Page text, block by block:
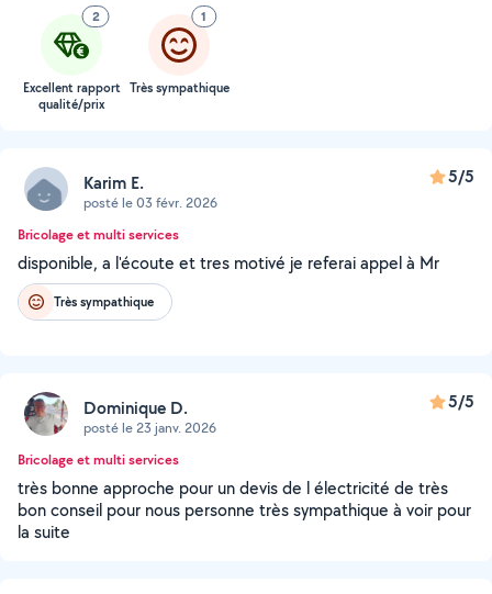
2
Excellent rapport
qualité/prix
1
Très sympathique
Karim E.
posté le 03 févr. 2026
5/5
Bricolage et multi services
disponible, a l'écoute et tres motivé je referai appel à Mr
Très sympathique
Dominique D.
posté le 23 janv. 2026
5/5
Bricolage et multi services
très bonne approche pour un devis de l électricité de très
bon conseil pour nous personne très sympathique à voir pour
la suite